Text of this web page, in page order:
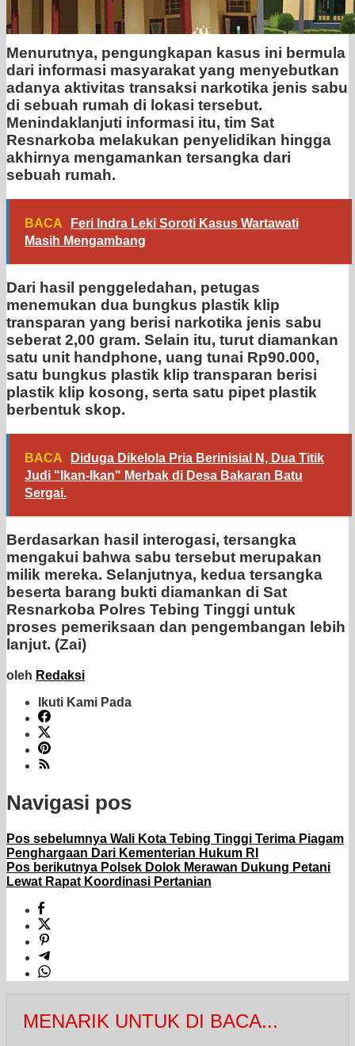
Menurutnya, pengungkapan kasus ini bermula
dari informasi masyarakat yang menyebutkan
adanya aktivitas transaksi narkotika jenis sabu
di sebuah rumah di lokasi tersebut.
Menindaklanjuti informasi itu, tim Sat
Resnarkoba melakukan penyelidikan hingga
akhirnya mengamankan tersangka dari
sebuah rumah.
BACA
Feri Indra Leki Soroti Kasus Wartawati
Masih Mengambang
Dari hasil penggeledahan, petugas
menemukan dua bungkus plastik klip
transparan yang berisi narkotika jenis sabu
seberat 2,00 gram. Selain itu, turut diamankan
satu unit handphone, uang tunai Rp90.000,
satu bungkus plastik klip transparan berisi
plastik klip kosong, serta satu pipet plastik
berbentuk skop.
BACA
Diduga Dikelola Pria Berinisial N, Dua Titik
Judi "Ikan-Ikan" Merbak di Desa Bakaran Batu
Sergai.
Berdasarkan hasil interogasi, tersangka
mengakui bahwa sabu tersebut merupakan
milik mereka. Selanjutnya, kedua tersangka
beserta barang bukti diamankan di Sat
Resnarkoba Polres Tebing Tinggi untuk
proses pemeriksaan dan pengembangan lebih
lanjut. (Zai)
oleh Redaksi
Ikuti Kami Pada
Navigasi pos
Pos sebelumnya Wali Kota Tebing Tinggi Terima Piagam
Penghargaan Dari Kementerian Hukum RI
Pos berikutnya Polsek Dolok Merawan Dukung Petani
Lewat Rapat Koordinasi Pertanian
MENARIK UNTUK DI BACA...